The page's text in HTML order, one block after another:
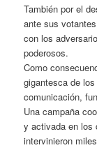
También por el
ante sus
con los
poderosos.
Como
gigantesca de
comunicación,
Una campaña
y activada en los
intervinieron